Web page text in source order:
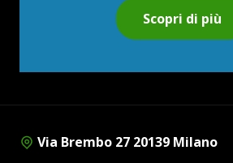
Scopri di più
Via Brembo 27 20139 Milano